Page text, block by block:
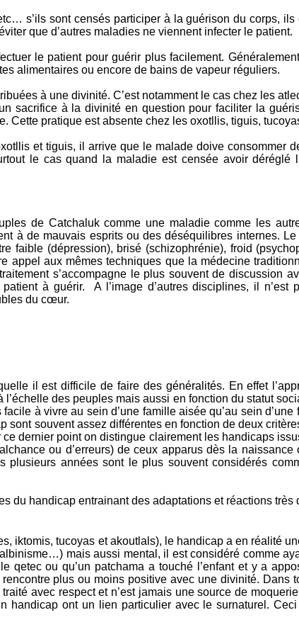
s’ils sont censés participer à la guérison du corps, ils
que d’autres maladies ne viennent infecter le patient.
le patient pour guérir plus facilement.
alimentaires ou encore de bains de vapeur réguliers.
à une divinité. C’est notamment le cas chez les
sacrifice à la divinité en question pour faciliter la
Cette pratique est absente chez les oxotllis, tiguis,
et tiguis, il arrive que le malade doive consommer
le cas quand la maladie est censée avoir déréglé
de Catchaluk comme une maladie comme les
à de mauvais esprits ou des déséquilibres internes.
faible (dépression), brisé (schizophrénie), froid
appel aux mêmes techniques que la médecine
s’accompagne le plus souvent de discussion
à guérir. A l’image d’autres disciplines, il n’est
du cœur.
il est difficile de faire des généralités. En effet
des peuples mais aussi en fonction du statut
à vivre au sein d’une famille aisée qu’au sein d’une
souvent assez différentes en fonction de deux
dernier point on distingue clairement les handicaps
ou d’erreurs) de ceux apparus dès la naissance
années sont le plus souvent considérés
du handicap entrainant des adaptations et réactions très
iktomis, tucoyas et akoutlals), le handicap a en réalité
mais aussi mental, il est considéré comme
qetec ou qu’un patchama a touché l’enfant et y a
plus ou moins positive avec une divinité. Dans
avec respect et n’est jamais une source de
handicap ont un lien particulier avec le surnaturel.